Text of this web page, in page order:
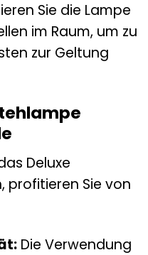
Sie die Lampe
im Raum, um zu
zur Geltung
Deluxe
profitieren Sie von
Die Verwendung